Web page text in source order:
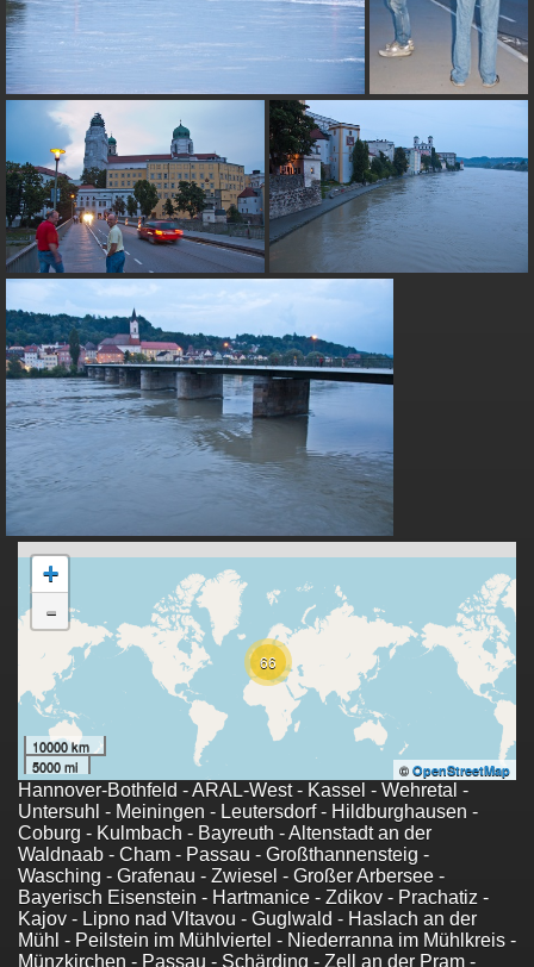
66
+
-
10000 km
5000 mi
© OpenStreetMap
Hannover-Bothfeld - ARAL-West - Kassel - Wehretal -
Untersuhl - Meiningen - Leutersdorf - Hildburghausen -
Coburg - Kulmbach - Bayreuth - Altenstadt an der
Waldnaab - Cham - Passau - Großthannensteig -
Wasching - Grafenau - Zwiesel - Großer Arbersee -
Bayerisch Eisenstein - Hartmanice - Zdikov - Prachatiz -
Kajov - Lipno nad Vltavou - Guglwald - Haslach an der
Mühl - Peilstein im Mühlviertel - Niederranna im Mühlkreis -
Münzkirchen - Passau - Schärding - Zell an der Pram -